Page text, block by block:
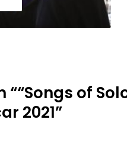
““Songs of
2021”